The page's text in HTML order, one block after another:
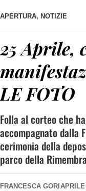
APERTURA, NOTIZIE
25 Aprile,
LE FOTO
Folla al corteo che
accompagnato dalla
cerimonia della
parco della
FRANCESCA GORI